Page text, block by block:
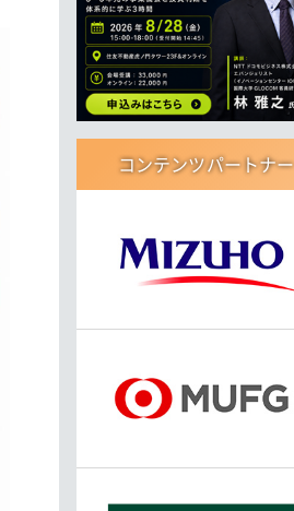
コンテンツパートナー